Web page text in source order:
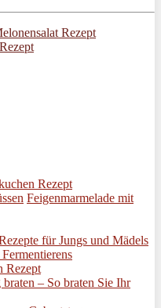
Rezept
Rezept
Feigenmarmelade mit
für Jungs und Mädels
Rezept
braten – So braten Sie Ihr